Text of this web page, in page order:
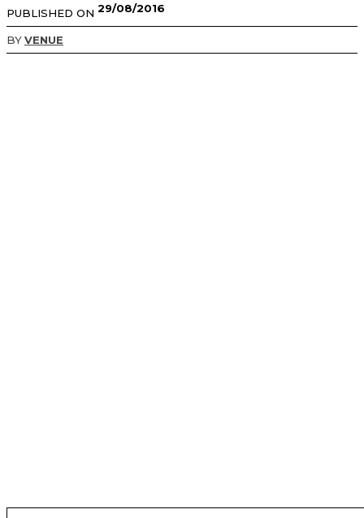
PUBLISHED ON 29/08/2016
BYVENUE